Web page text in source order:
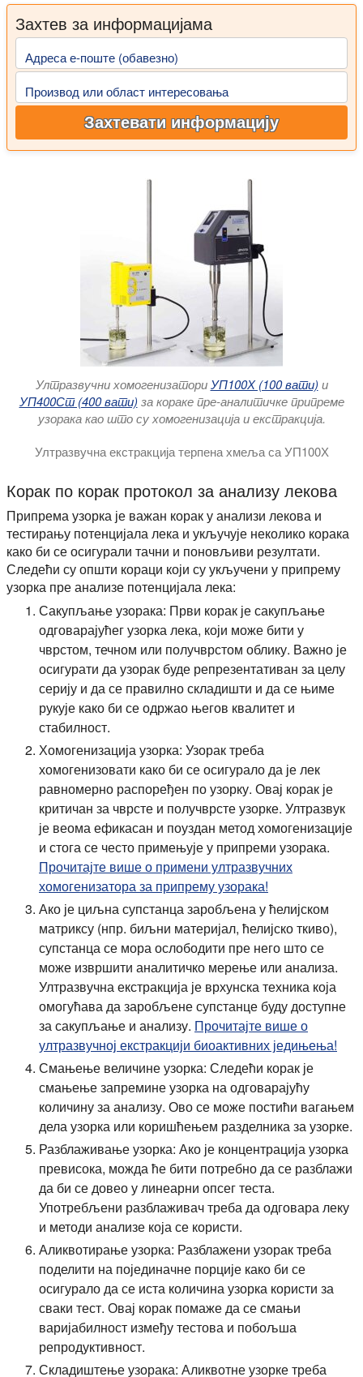
Захтев за информацијама
Адреса е-поште (обавезно)
Производ или област интересовања
Захтевати информацију
Ултразвучни хомогенизаториУП100Х (100 вати) и
УП400Ст (400 вати) за кораке пре-аналитичке припреме
узорака као што су хомогенизација и екстракција.
Ултразвучна екстракција терпена хмеља са УП100Х
Корак по корак протокол за анализу лекова
Припрема узорка је важан корак у анализи лекова и
тестирању потенцијала лека и укључује неколико корака
како би се осигурали тачни и поновљиви резултати.
Следећи су општи кораци који су укључени у припрему
узорка пре анализе потенцијала лека:
Сакупљање узорака: Први корак је сакупљање
одговарајућег узорка лека, који може бити у
чврстом, течном или получврстом облику. Важно је
осигурати да узорак буде репрезентативан за целу
серију и да се правилно складишти и да се њиме
рукује како би се одржао његов квалитет и
стабилност.
Хомогенизација узорка: Узорак треба
хомогенизовати како би се осигурало да је лек
равномерно распоређен по узорку. Овај корак је
критичан за чврсте и получврсте узорке. Ултразвук
је веома ефикасан и поуздан метод хомогенизације
и стога се често примењује у припреми узорака.
Прочитајте више о примени ултразвучних
хомогенизатора за припрему узорака!
Ако је циљна супстанца заробљена у ћелијском
матриксу (нпр. биљни материјал, ћелијско ткиво),
супстанца се мора ослободити пре него што се
може извршити аналитичко мерење или анализа.
Ултразвучна екстракција је врхунска техника која
омогућава да заробљене супстанце буду доступне
за сакупљање и анализу. Прочитајте више о
ултразвучној екстракцији биоактивних једињења!
Смањење величине узорка: Следећи корак је
смањење запремине узорка на одговарајућу
количину за анализу. Ово се може постићи вагањем
дела узорка или коришћењем разделника за узорке.
Разблаживање узорка: Ако је концентрација узорка
превисока, можда ће бити потребно да се разблажи
да би се довео у линеарни опсег теста.
Употребљени разблаживач треба да одговара леку
и методи анализе која се користи.
Аликвотирање узорка: Разблажени узорак треба
поделити на појединачне порције како би се
осигурало да се иста количина узорка користи за
сваки тест. Овај корак помаже да се смањи
варијабилност између тестова и побољша
репродуктивност.
Складиштење узорака: Аликвотне узорке треба